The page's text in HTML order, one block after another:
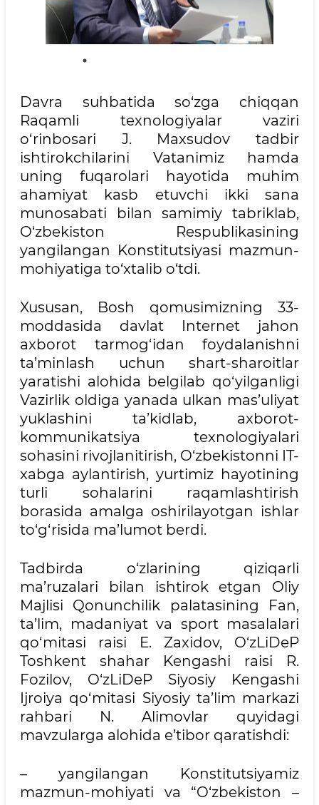
Davra suhbatida so‘zga chiqqan
Raqamli texnologiyalar vaziri
o‘rinbosari J. Maxsudov tadbir
ishtirokchilarini Vatanimiz hamda
uning fuqarolari hayotida muhim
ahamiyat kasb etuvchi ikki sana
munosabati bilan samimiy tabriklab,
O‘zbekiston Respublikasining
yangilangan Konstitutsiyasi mazmun-
mohiyatiga to‘xtalib o‘tdi.
Xususan, Bosh qomusimizning 33-
moddasida davlat Internet jahon
axborot tarmog‘idan foydalanishni
ta’minlash uchun shart-sharoitlar
yaratishi alohida belgilab qo‘yilganligi
Vazirlik oldiga yanada ulkan mas’uliyat
yuklashini ta’kidlab, axborot-
kommunikatsiya texnologiyalari
sohasini rivojlanitirish, O‘zbekistonni IT-
xabga aylantirish, yurtimiz hayotining
turli sohalarini raqamlashtirish
borasida amalga oshirilayotgan ishlar
to‘g‘risida ma’lumot berdi.
Tadbirda o‘zlarining qiziqarli
ma’ruzalari bilan ishtirok etgan Oliy
Majlisi Qonunchilik palatasining Fan,
ta’lim, madaniyat va sport masalalari
qo‘mitasi raisi E. Zaxidov, O‘zLiDeP
Toshkent shahar Kengashi raisi R.
Fozilov, O‘zLiDeP Siyosiy Kengashi
Ijroiya qo‘mitasi Siyosiy ta’lim markazi
rahbari N. Alimovlar quyidagi
mavzularga alohida e’tibor qaratishdi:
– yangilangan Konstitutsiyamiz
mazmun-mohiyati va “O‘zbekiston –